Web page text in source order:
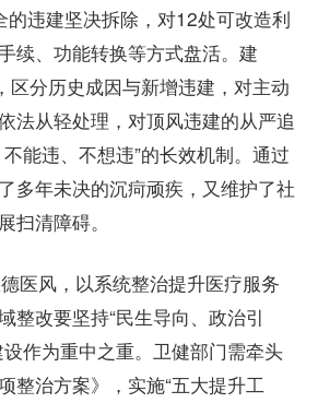
的违建坚决拆除，对12处可改造利
续、功能转换等方式盘活。建
区分历史成因与新增违建，对主动
法从轻处理，对顶风违建的从严追
能违、不想违”的长效机制。通过
多年未决的沉疴顽疾，又维护了社
扫清障碍。
德医风，以系统整治提升医疗服务
整改要坚持“民生导向、政治引
作为重中之重。卫健部门需牵头
整治方案》，实施“五大提升工